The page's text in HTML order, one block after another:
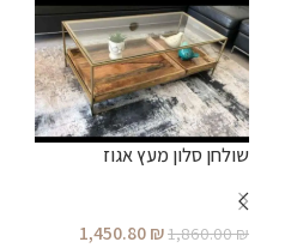
שולחן סלון מעץ אגוז
1,860.00₪
1,450.80₪